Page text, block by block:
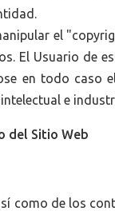
el
El Usuario de
en todo caso
e
del Sitio Web
como de los